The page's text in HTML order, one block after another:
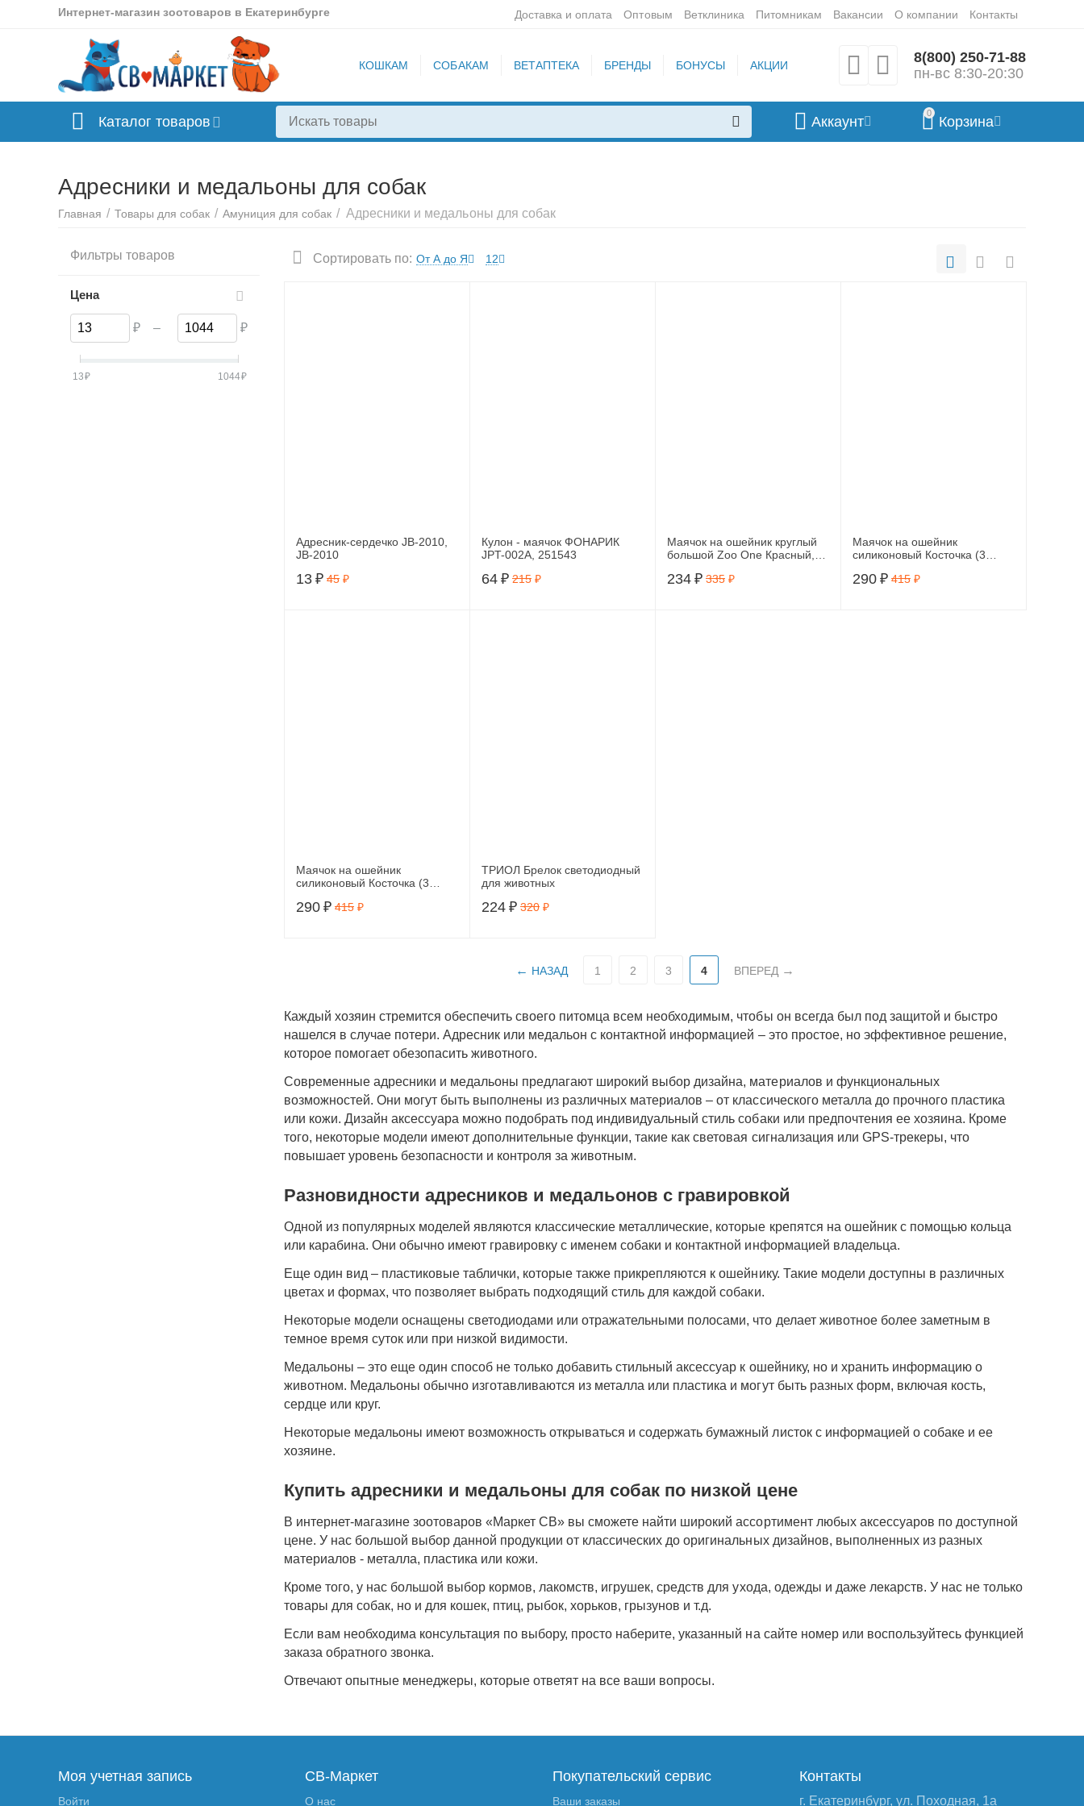
Интернет-магазин зоотоваров в Екатеринбурге Доставка и оплата Оптовым Ветклиника Питомникам Вакансии О компании Контакты
КОШКАМ СОБАКАМ ВЕТАПТЕКА БРЕНДЫ БОНУСЫ АКЦИИ
8(800) 250-71-88
пн-вс 8:30-20:30
Каталог товаров
0
Корзина
Аккаунт
Адресники и медальоны для собак
Главная / Товары для собак / Амуниция для собак / Адресники и медальоны для собак
Каждый хозяин стремится обеспечить своего питомца всем необходимым, чтобы он всегда был под защитой и быстро
нашелся в случае потери. Адресник или медальон с контактной информацией – это простое, но эффективное решение,
которое помогает обезопасить животного.
Современные адресники и медальоны предлагают широкий выбор дизайна, материалов и функциональных
возможностей. Они могут быть выполнены из различных материалов – от классического металла до прочного пластика
или кожи. Дизайн аксессуара можно подобрать под индивидуальный стиль собаки или предпочтения ее хозяина. Кроме
того, некоторые модели имеют дополнительные функции, такие как световая сигнализация или GPS-трекеры, что
повышает уровень безопасности и контроля за животным.
Разновидности адресников и медальонов с гравировкой
Одной из популярных моделей являются классические металлические, которые крепятся на ошейник с помощью кольца
или карабина. Они обычно имеют гравировку с именем собаки и контактной информацией владельца.
Еще один вид – пластиковые таблички, которые также прикрепляются к ошейнику. Такие модели доступны в различных
цветах и формах, что позволяет выбрать подходящий стиль для каждой собаки.
Некоторые модели оснащены светодиодами или отражательными полосами, что делает животное более заметным в
темное время суток или при низкой видимости.
Медальоны – это еще один способ не только добавить стильный аксессуар к ошейнику, но и хранить информацию о
животном. Медальоны обычно изготавливаются из металла или пластика и могут быть разных форм, включая кость,
сердце или круг.
Некоторые медальоны имеют возможность открываться и содержать бумажный листок с информацией о собаке и ее
хозяине.
Купить адресники и медальоны для собак по низкой цене
В интернет-магазине зоотоваров «Маркет СВ» вы сможете найти широкий ассортимент любых аксессуаров по доступной
цене. У нас большой выбор данной продукции от классических до оригинальных дизайнов, выполненных из разных
материалов - металла, пластика или кожи.
Кроме того, у нас большой выбор кормов, лакомств, игрушек, средств для ухода, одежды и даже лекарств. У нас не только
товары для собак, но и для кошек, птиц, рыбок, хорьков, грызунов и т.д.
Если вам необходима консультация по выбору, просто наберите, указанный на сайте номер или воспользуйтесь функцией
заказа обратного звонка.
Отвечают опытные менеджеры, которые ответят на все ваши вопросы.
Сортировать по: От А до Я 12
Адресник-сердечко JB-2010,
JB-2010
45 ₽
13 ₽
Кулон - маячок ФОНАРИК
JPT-002A, 251543
215 ₽
64 ₽
Маячок на ошейник круглый
большой Zoo One Красный,
335 ₽
234 ₽
Маячок на ошейник
силиконовый Косточка (3
12
415 ₽
290 ₽
Маячок на ошейник
силиконовый Косточка (3
03
415 ₽
290 ₽
ТРИОЛ Брелок светодиодный
для животных
320 ₽
224 ₽
НАЗАД 1 2 3 4 ВПЕРЕД
Фильтры товаров
Цена
₽ – ₽
13₽ 1044₽
Моя учетная запись
Войти
СВ-Маркет
О нас
Покупательский сервис
Ваши заказы
Контакты
г. Екатеринбург, ул. Походная, 1а